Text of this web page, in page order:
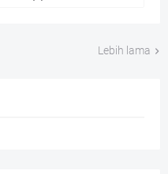
Lebih lama